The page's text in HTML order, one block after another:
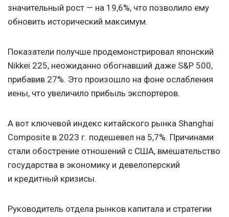
значительный рост — на 19,6%, что позволило ему
обновить исторический максимум.
Показатели получше продемонстрировал японский
Nikkei 225, неожиданно обогнавший даже S&P 500,
прибавив 27%. Это произошло на фоне ослабления
иены, что увеличило прибыль экспортеров.
А вот ключевой индекс китайского рынка Shanghai
Composite в 2023 г. подешевел на 5,7%. Причинами
стали обострение отношений с США, вмешательство
государства в экономику и девелоперский
и кредитный кризисы.
Руководитель отдела рынков капитала и стратегии